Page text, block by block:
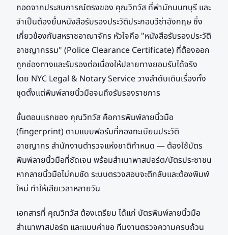
ถอดจากประสบการณ์ตรงของ คุณวิทวัส ที่พำนักนนทบุรี และ
จำเป็นต้องยื่นหนังสือรับรองประวัติประกอบวีซ่าอังกฤษ ซึ่ง
เกี่ยวข้องกับสหราชอาณาจักร หัวใจคือ "หนังสือรับรองประวัติ
อาชญากรรม" (Police Clearance Certificate) ที่ต้องออก
ถูกช่องทางและรับรองต่อเนื่องให้ปลายทางยอมรับได้จริง
โดย NYC Legal & Notary Service วางลำดับเดินเรื่องทั้ง
ชุดตั้งแต่พิมพ์ลายนิ้วมือจนถึงรับรองราชการ
ขั้นตอนแรกของ คุณวิทวัส คือการพิมพ์ลายนิ้วมือ
(fingerprint) ตามแบบฟอร์มที่กองทะเบียนประวัติ
อาชญากร สำนักงานตำรวจแห่งชาติกำหนด — ต้องใช้บัตร
พิมพ์ลายนิ้วมือที่ชัดเจน พร้อมสำเนาพาสปอร์ต/บัตรประชาชน
หากลายนิ้วมือไม่คมชัด ระบบตรวจสอบจะตีกลับและต้องพิมพ์
ใหม่ ทำให้เสียเวลาหลายวัน
เอกสารที่ คุณวิทวัส ต้องเตรียม ได้แก่ บัตรพิมพ์ลายนิ้วมือ
สำเนาพาสปอร์ต และแบบคำขอ ทีมงานตรวจความครบถ้วน